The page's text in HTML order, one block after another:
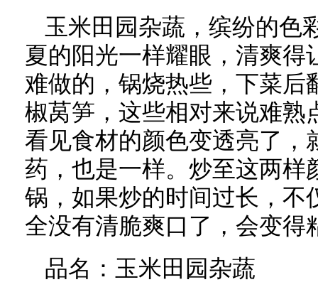
玉米田园杂蔬，缤纷的色
夏的阳光一样耀眼，清爽得
难做的，锅烧热些，下菜后
椒莴笋，这些相对来说难熟
看见食材的颜色变透亮了，
药，也是一样。炒至这两样
锅，如果炒的时间过长，不
全没有清脆爽口了，会变得
品名：玉米田园杂蔬